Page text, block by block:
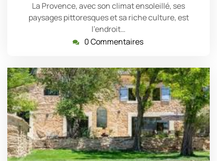
La Provence, avec son climat ensoleillé, ses
paysages pittoresques et sa riche culture, est
l'endroit…
0 Commentaires